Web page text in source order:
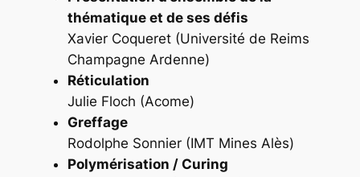
thématique et de ses défis
Xavier Coqueret (Université de Reims
Champagne Ardenne)
Réticulation
Julie Floch (Acome)
Greffage
Rodolphe Sonnier (IMT Mines Alès)
Polymérisation / Curing